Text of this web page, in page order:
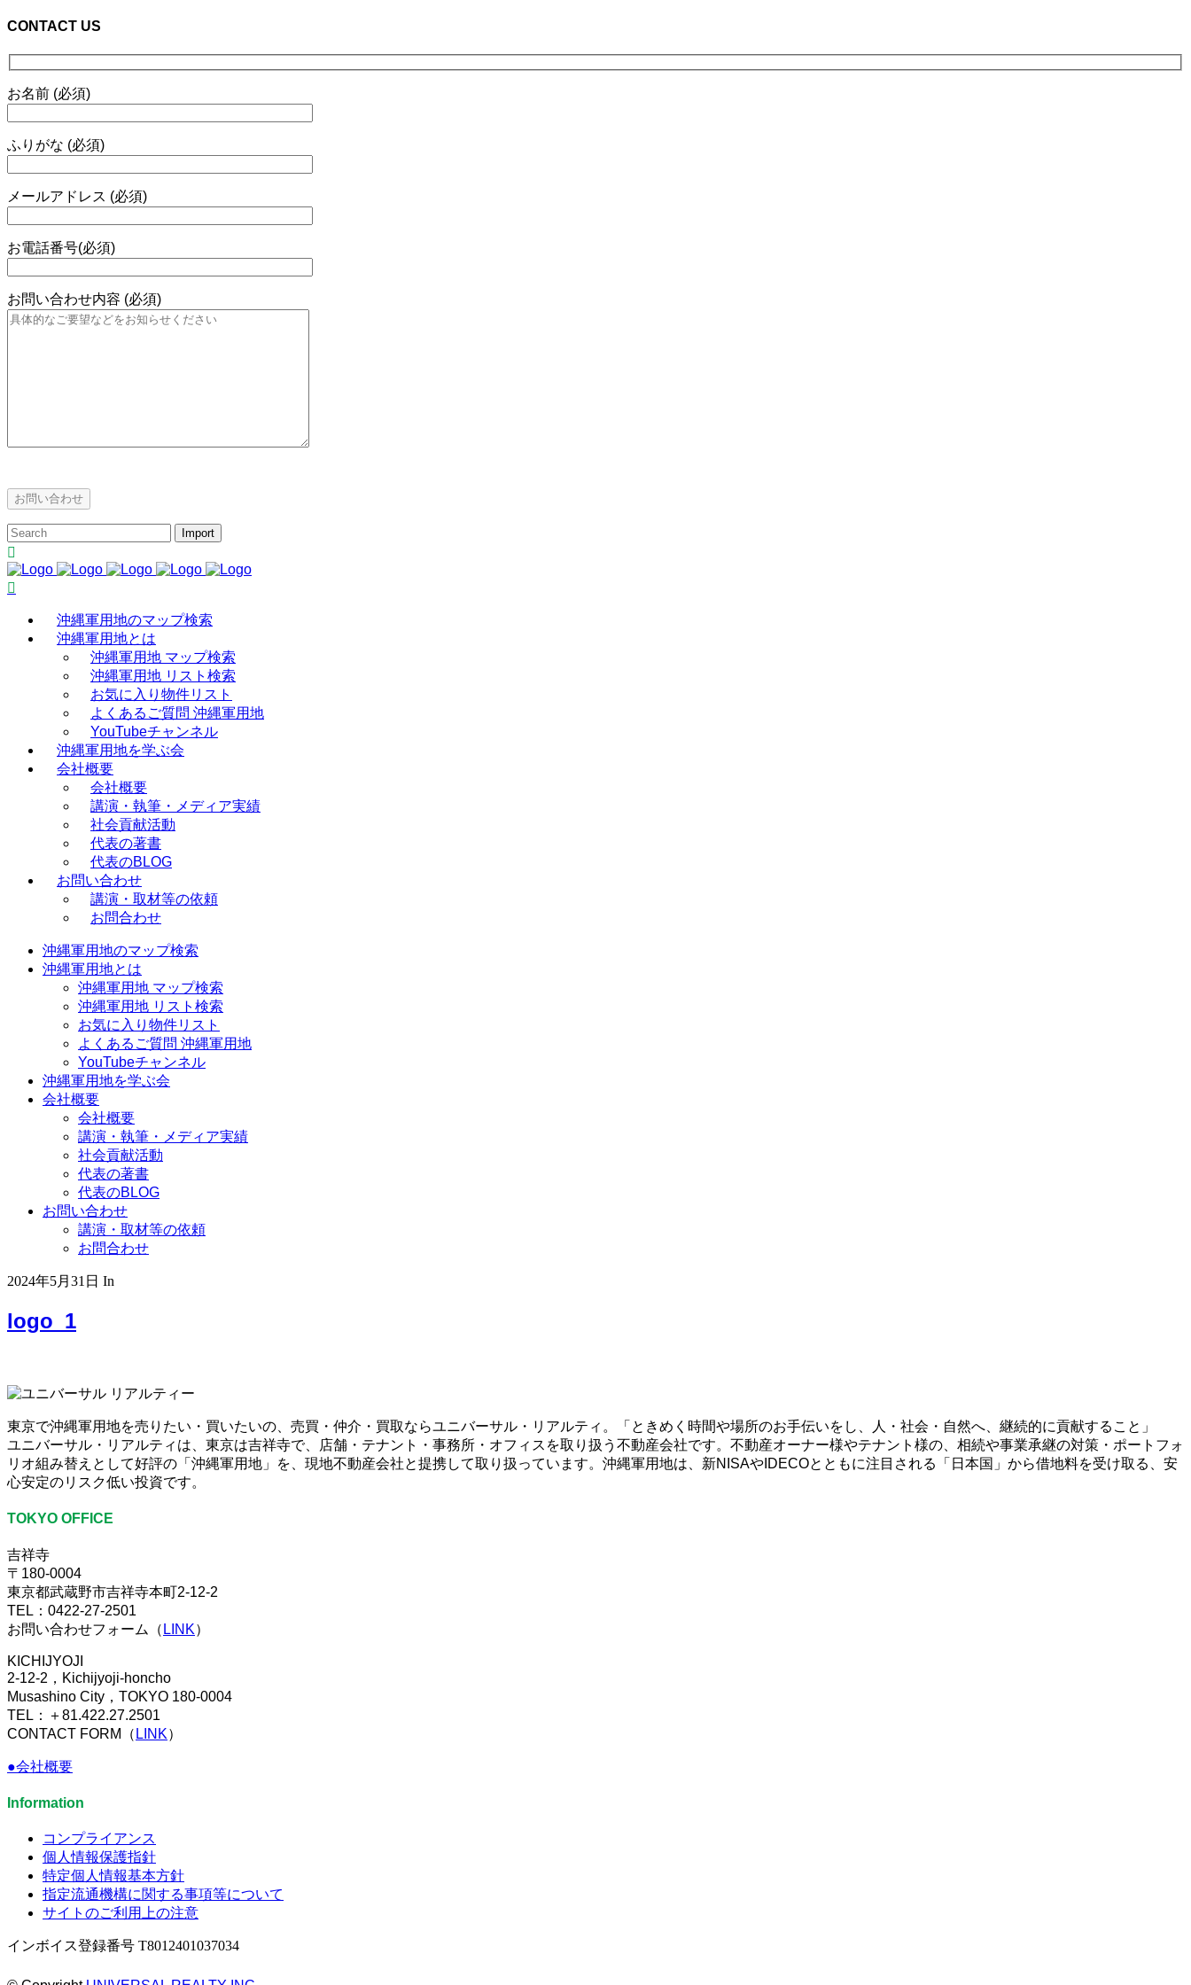
CONTACT US
お名前 (必須)
ふりがな (必須)
メールアドレス (必須)
お電話番号(必須)
お問い合わせ内容 (必須)
沖縄軍用地のマップ検索
沖縄軍用地とは
沖縄軍用地 マップ検索
沖縄軍用地 リスト検索
お気に入り物件リスト
よくあるご質問 沖縄軍用地
YouTubeチャンネル
沖縄軍用地を学ぶ会
会社概要
会社概要
講演・執筆・メディア実績
社会貢献活動
代表の著書
代表のBLOG
お問い合わせ
講演・取材等の依頼
お問合わせ
沖縄軍用地のマップ検索
沖縄軍用地とは
沖縄軍用地 マップ検索
沖縄軍用地 リスト検索
お気に入り物件リスト
よくあるご質問 沖縄軍用地
YouTubeチャンネル
沖縄軍用地を学ぶ会
会社概要
会社概要
講演・執筆・メディア実績
社会貢献活動
代表の著書
代表のBLOG
お問い合わせ
講演・取材等の依頼
お問合わせ
2024年5月31日 In
logo_1
東京で沖縄軍用地を売りたい・買いたいの、売買・仲介・買取ならユニバーサル・リアルティ。「ときめく時間や場所のお手伝いをし、人・社会・自然へ、継続的に貢献すること」
ユニバーサル・リアルティは、東京は吉祥寺で、店舗・テナント・事務所・オフィスを取り扱う不動産会社です。不動産オーナー様やテナント様の、相続や事業承継の対策・ポートフォ
リオ組み替えとして好評の「沖縄軍用地」を、現地不動産会社と提携して取り扱っています。沖縄軍用地は、新NISAやIDECOとともに注目される「日本国」から借地料を受け取る、安
心安定のリスク低い投資です。
TOKYO OFFICE
吉祥寺
〒180-0004
東京都武蔵野市吉祥寺本町2-12-2
TEL：0422-27-2501
お問い合わせフォーム（ LINK）
KICHIJYOJI
2-12-2，Kichijyoji-honcho
Musashino City，TOKYO 180-0004
TEL：＋81.422.27.2501
CONTACT FORM（ LINK）
●会社概要
Information
コンプライアンス
個人情報保護指針
特定個人情報基本方針
指定流通機構に関する事項等について
サイトのご利用上の注意
インボイス登録番号 T8012401037034